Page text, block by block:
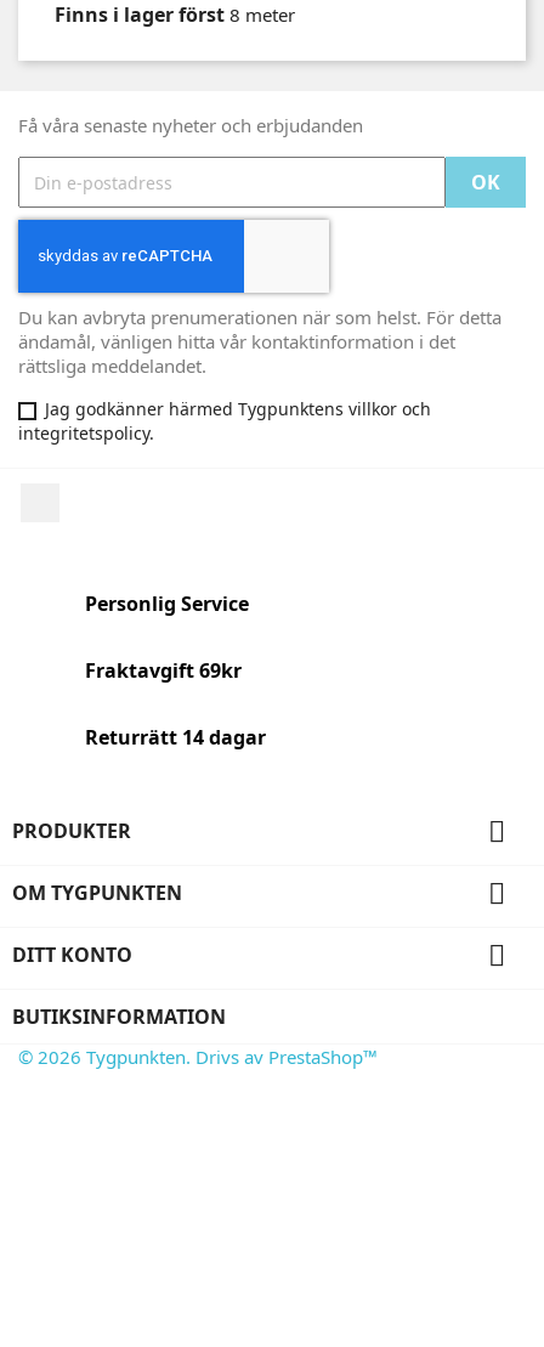
Finns i lager först 8 meter
Få våra senaste nyheter och erbjudanden
Du kan avbryta prenumerationen när som helst. För detta
ändamål, vänligen hitta vår kontaktinformation i det
rättsliga meddelandet.
Jag godkänner härmed Tygpunktens villkor och
integritetspolicy.
Personlig Service
Fraktavgift 69kr
Returrätt 14 dagar
PRODUKTER 
OM TYGPUNKTEN 
DITT KONTO 
BUTIKSINFORMATION
© 2026 Tygpunkten. Drivs av PrestaShop™